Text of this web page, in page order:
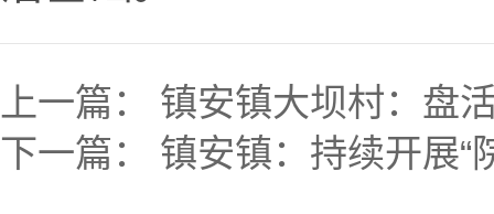
上一篇： 镇安镇大坝村：盘
下一篇： 镇安镇：持续开展“